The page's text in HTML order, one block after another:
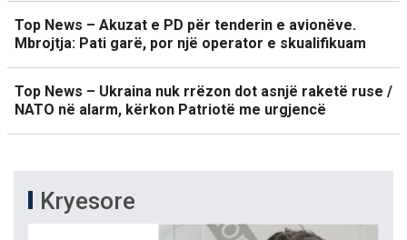
Top News – Akuzat e PD për tenderin e avionëve.
Mbrojtja: Pati garë, por një operator e skualifikuam
Top News – Ukraina nuk rrëzon dot asnjë raketë ruse /
NATO në alarm, kërkon Patriotë me urgjencë
Kryesore